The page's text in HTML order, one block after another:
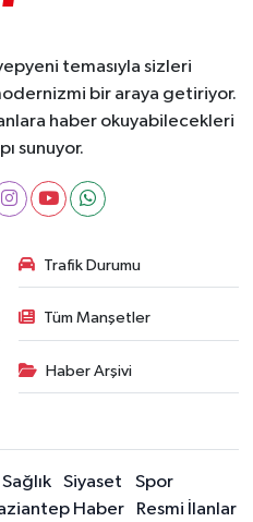
temasıyla sizleri
bir araya getiriyor.
haber okuyabilecekleri
sunuyor.
Trafik Durumu
Tüm Manşetler
Haber Arşivi
Sağlık Siyaset
Spor
Haber Resmi İlanlar